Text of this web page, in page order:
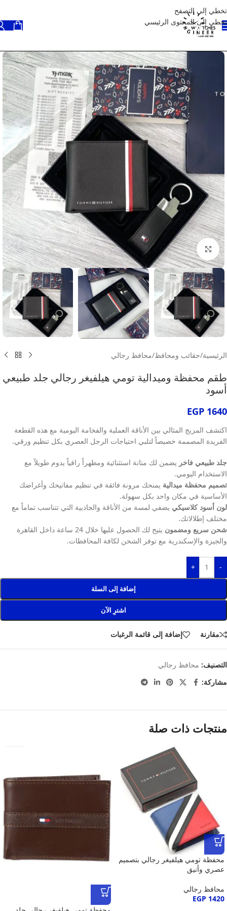
تخطي إلى التصفح
تخطي إلى المحتوى الرئيسي
انقر للتكبير
الرئيسية/حقائب ومحافظ/محافظ رجالي
طقم محفظة وميدالية تومي هيلفيغر رجالي جلد طبيعي
أسود
EGP 1640
اكتشف المزيج المثالي بين الأناقة العملية والفخامة اليومية مع هذه القطعة
الفريدة المصممة خصيصاً لتلبي احتياجات الرجل العصري بكل تنظيم ورقي.
جلد طبيعي فاخر يضمن لك متانة استثنائية ومظهراً راقياً يدوم طويلاً مع
الاستخدام اليومي.
تصميم محفظة ميدالية يمنحك مرونة فائقة في تنظيم مفاتيحك وأغراضك
الأساسية في مكان واحد بكل سهولة.
لون أسود كلاسيكي يضفي لمسة من الأناقة والجاذبية التي تتناسب تماماً مع
مختلف إطلالاتك.
شحن سريع ومضمون
يتيح لك الحصول عليها خلال 24 ساعة داخل القاهرة
والجيزة والإسكندرية مع توفر الشحن لكافة المحافظات.
-
+
إضافة إلى السلة
اشترِ الآن
مقارنة إضافة إلى قائمة الرغبات
التصنيف: محافظ رجالي
مشاركة:
منتجات ذات صلة
محفظة تومي هيلفيغر رجالي بتصميم
عصري وأنيق
محافظ رجالي
EGP 1420